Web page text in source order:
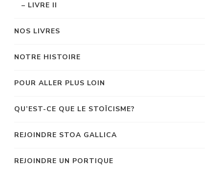
– LIVRE II
NOS LIVRES
NOTRE HISTOIRE
POUR ALLER PLUS LOIN
QU’EST-CE QUE LE STOÏCISME?
REJOINDRE STOA GALLICA
REJOINDRE UN PORTIQUE